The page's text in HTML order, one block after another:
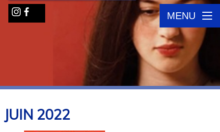
MENU
JUIN 2022